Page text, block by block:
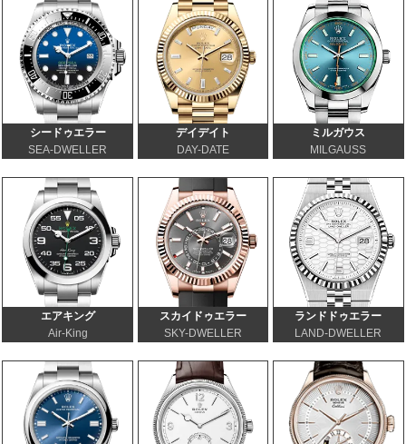
シードゥエラー
SEA-DWELLER
デイデイト
DAY-DATE
ミルガウス
MILGAUSS
エアキング
Air-King
スカイドゥエラー
SKY-DWELLER
ランドドゥエラー
LAND-DWELLER